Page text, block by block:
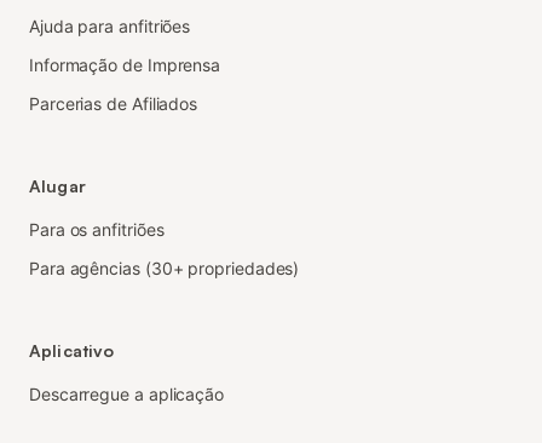
Ajuda para anfitriões
Informação de Imprensa
Parcerias de Afiliados
Alugar
Para os anfitriões
Para agências (30+ propriedades)
Aplicativo
Descarregue a aplicação